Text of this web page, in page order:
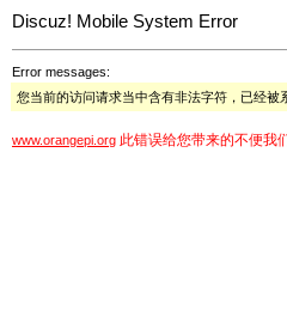
Discuz! Mobile System Error
Error messages:
您当前的访问请求当中含有非法字符，已经被
www.orangepi.org 此错误给您带来的不便我